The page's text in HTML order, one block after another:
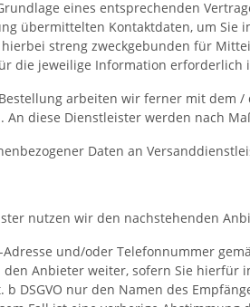
eines entsprechenden
übermittelten Kontaktdaten, um Sie
streng zweckgebunden für
die jeweilige Information erforderlich
arbeiten wir ferner mit dem
An diese Dienstleister werden nach
Daten an
nutzen wir den nachstehenden
und/oder Telefonnummer
Anbieter weiter, sofern Sie hierfür
b DSGVO nur den Namen des